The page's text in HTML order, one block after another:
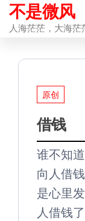
前
往
不是微风
人海茫茫，大海茫
原创
借钱
谁不知
向人借
是心里
人借钱